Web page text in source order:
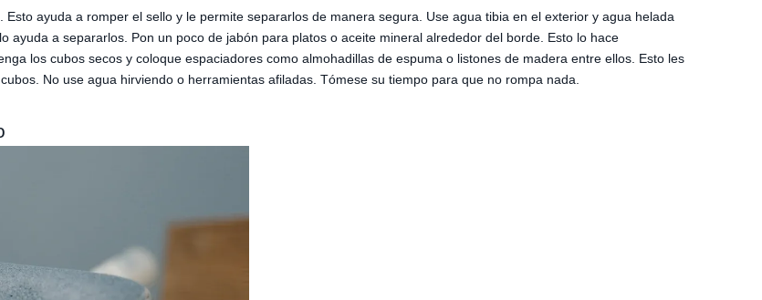
ayuda a romper el sello y le permite separarlos de manera segura. Use agua tibia en el exterior y agua helada
ayuda a separarlos. Pon un poco de jabón para platos o aceite mineral alrededor del borde. Esto lo hace
los cubos secos y coloque espaciadores como almohadillas de espuma o listones de madera entre ellos. Esto les
No use agua hirviendo o herramientas afiladas. Tómese su tiempo para que no rompa nada.